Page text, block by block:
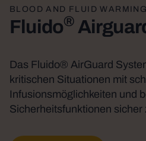
BLOOD AND FLUID
Fluido®
Das Fluido® AirGuard
kritischen Situationen mit
Infusionsmöglichkeiten und
Sicherheitsfunktionen sicher